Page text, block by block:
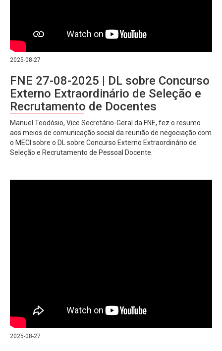
2025-08-27
FNE 27-08-2025 | DL sobre Concurso
Externo Extraordinário de Seleção e
Recrutamento de Docentes
Manuel Teodósio, Vice Secretário-Geral da FNE, fez o resumo
aos meios de comunicação social da reunião de negociação com
o MECI sobre o DL sobre Concurso Externo Extraordinário de
Seleção e Recrutamento de Pessoal Docente.
2025-08-27